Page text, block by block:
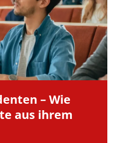
– Wie
aus ihrem